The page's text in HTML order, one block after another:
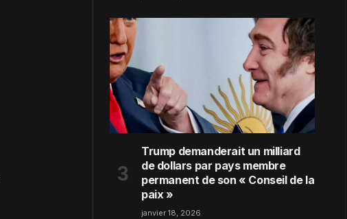
Trump demanderait un milliard
de dollars par pays membre
permanent de son « Conseil de la
paix »
janvier 18, 2026